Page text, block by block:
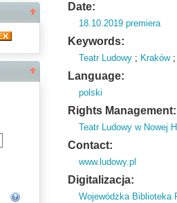
Date:
18.10.2019 premiera
Keywords:
Teatr Ludowy ; Kraków;
Language:
polski
Rights Management:
Teatr Ludowy w Nowej
Contact:
www.ludowy.pl
Digitalizacja:
Wojewódzka Biblioteka